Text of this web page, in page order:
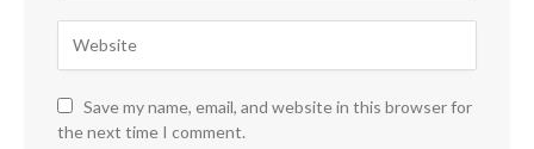
Save my name, email, and website in this browser for
the next time I comment.